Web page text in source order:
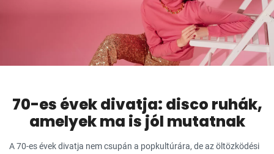
70-es évek divatja: disco ruhák,
amelyek ma is jól mutatnak
A 70-es évek divatja nem csupán a popkultúrára, de az öltözködési